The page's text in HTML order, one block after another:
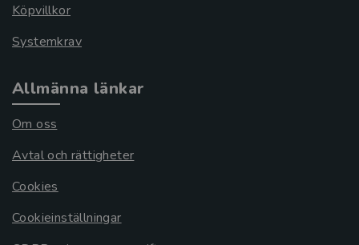
Köpvillkor
Systemkrav
Allmänna länkar
Om oss
Avtal och rättigheter
Cookies
Cookieinställningar